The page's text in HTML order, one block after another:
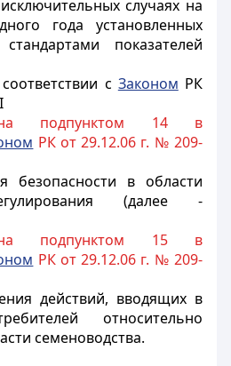
случаях на
года установленных
показателей
с Законом РК
подпунктом 14 в
РК от 29.12.06 г. № 209-
безопасности в области
(далее -
подпунктом 15 в
РК от 29.12.06 г. № 209-
действий, вводящих в
относительно
семеноводства.